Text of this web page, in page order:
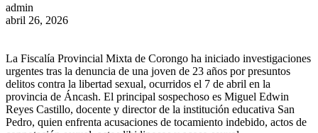
admin
abril 26, 2026
La Fiscalía Provincial Mixta de Corongo ha iniciado investigaciones
urgentes tras la denuncia de una joven de 23 años por presuntos
delitos contra la libertad sexual, ocurridos el 7 de abril en la
provincia de Áncash. El principal sospechoso es Miguel Edwin
Reyes Castillo, docente y director de la institución educativa San
Pedro, quien enfrenta acusaciones de tocamiento indebido, actos de